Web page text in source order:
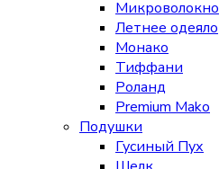
Микроволокно
Летнее одеяло
Монако
Тиффани
Роланд
Premium Mako
Подушки
Гусиный Пух